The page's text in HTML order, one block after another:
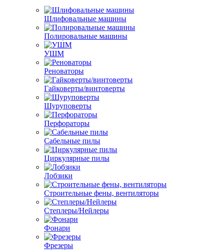
Шлифовальные машины
Полировальные машины
УШМ
Реноваторы
Гайковерты/винтоверты
Шуруповерты
Перфораторы
Сабельные пилы
Циркулярные пилы
Лобзики
Строительные фены, вентиляторы
Степлеры/Нейлеры
Фонари
Фрезеры